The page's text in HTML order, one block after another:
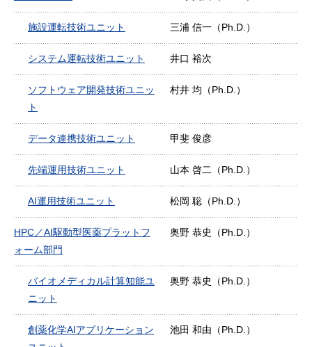
施設運転技術ユニット 三浦 信一（Ph.D.）
システム運転技術ユニット 井口 裕次
ソフトウェア開発技術ユニッ
ト
村井 均（Ph.D.）
データ連携技術ユニット 甲斐 俊彦
先端運用技術ユニット 山本 啓二（Ph.D.）
AI運用技術ユニット 松岡 聡（Ph.D.）
HPC／AI駆動型医薬プラットフ
ォーム部門
奥野 恭史（Ph.D.）
バイオメディカル計算知能ユ
ニット
奥野 恭史（Ph.D.）
創薬化学AIアプリケーション
池田 和由（Ph.D.）